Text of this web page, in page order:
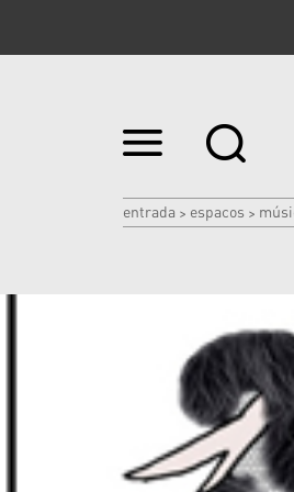
Ir
para
|
Ir
entrada > espacos >